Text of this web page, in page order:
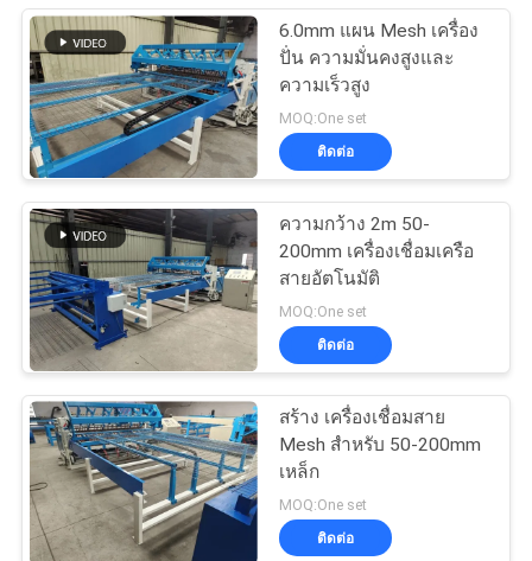
ใบ
เสนอ
ราคา
แผนผัง
เว็บไซต์
PRIVACY
POLICY
เครื่องรั้วปมคงที่
เครื่องเชื่อมตาข่าย
ก่อสร้าง
22
เครื่องเชื่อมตาข่าย
6.0mm แผน Mesh เครื่อง
ปั่น ความมั่นคงสูงและ
ความเร็วสูง
MOQ:One set
ติดต่อ
ความกว้าง 2m 50-
200mm เครื่องเชื่อมเครือ
สายอัตโนมัติ
MOQ:One set
ติดต่อ
สร้าง เครื่องเชื่อมสาย
Mesh สําหรับ 50-200mm
เหล็ก
MOQ:One set
ติดต่อ